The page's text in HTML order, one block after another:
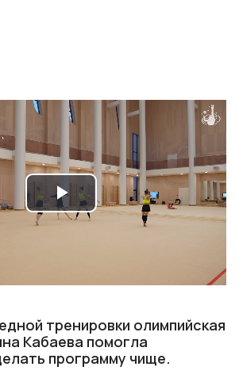
Play
тренировки олимпийская
Кабаева помогла
программу чище.